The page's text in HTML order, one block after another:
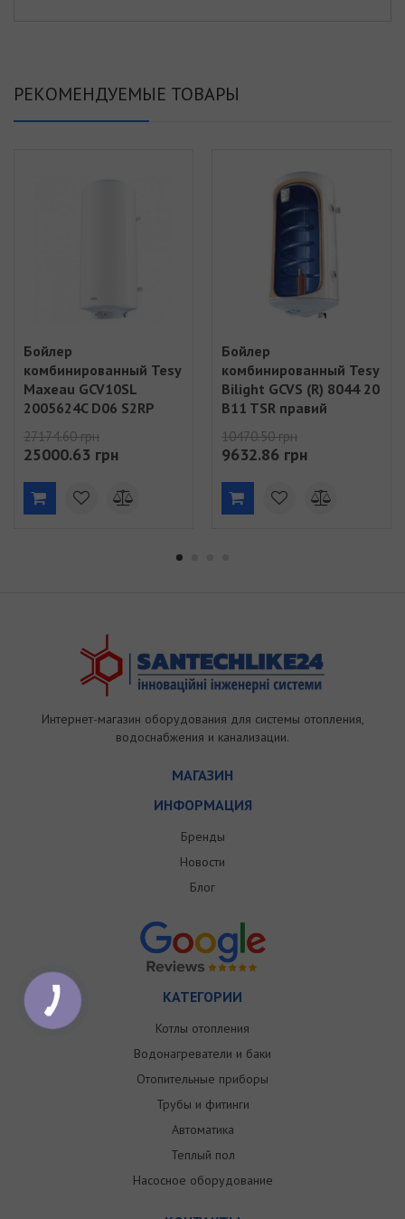
РЕКОМЕНДУЕМЫЕ ТОВАРЫ
Бойлер
комбинированный Tesy
Maxeau GCV10SL
2005624C D06 S2RP
27174.60 грн
25000.63 грн
Бойлер
комбинированный Tesy
Bilight GCVS (R) 8044 20
B11 TSR правий
10470.50 грн
9632.86 грн
Интернет-магазин оборудования для системы отопления,
водоснабжения и канализации.
МАГАЗИН
ИНФОРМАЦИЯ
Бренды
Новости
Блог
КАТЕГОРИИ
Котлы отопления
Водонагреватели и баки
Отопительные приборы
Трубы и фитинги
Автоматика
Теплый пол
Насосное оборудование